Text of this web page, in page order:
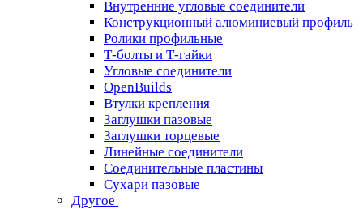
Внутренние угловые соединители
Конструкционный алюминиевый профиль
Ролики профильные
Т-болты и Т-гайки
Угловые соединители
OpenBuilds
Втулки крепления
Заглушки пазовые
Заглушки торцевые
Линейные соединители
Соединительные пластины
Сухари пазовые
Другое